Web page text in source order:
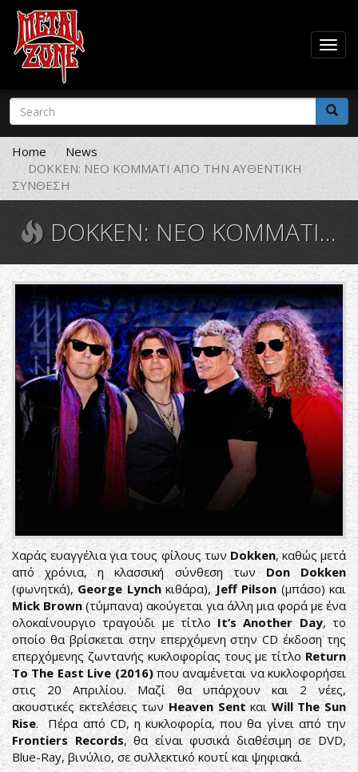
Skip
main
content
Search
form
Search
Home
News
DOKKEN: ΝΕΟ ΚΟΜΜΑΤΙ ΑΠΟ ΤΗΝ ΑΥΘΕΝΤΙΚΗ
ΣΥΝΘΕΣΗ
DOKKEN: ΝΕΟ ΚΟΜΜΑΤΙ ΑΠΟ ΤΗΝ ΑΥΘΕΝΤΙΚΗ ΣΥΝΘΕΣΗ
Dokken_2017.jpg
Χαράς ευαγγέλια για τους φίλους των Dokken, καθώς μετά
από χρόνια, η κλασσική σύνθεση των Don Dokken
(φωνητκά), George Lynchκιθάρα),Jeff Pilson(μπάσο) και
Mick Brown(τύμπανα) ακούγεται για άλλη μια φορά με ένα
ολοκαίνουργιο τραγούδι με τίτλοIt’s Another Day, το
οποίο θα βρίσκεται στην επερχόμενη στην CD έκδοση της
επερχόμενης ζωντανής κυκλοφορίας τους με τίτλοReturn
To The East Live (2016)που αναμένεται να κυκλοφορήσει
στις 20 Απριλίου. Μαζί θα υπάρχουν και 2 νέες,
ακουστικές εκτελέσεις τωνHeaven Sentκαι Will The Sun
Rise. Πέρα από CD, η κυκλοφορία, που θα γίνει από την
Frontiers Records, θα είναι φυσικά διαθέσιμη σε DVD,
Blue-Ray, βινύλιο, σε συλλεκτικό κουτί και ψηφιακά.